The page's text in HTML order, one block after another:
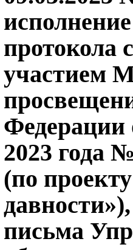
протокола
участием
Федерации
2023 года
(по
письма